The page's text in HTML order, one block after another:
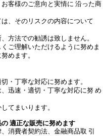
客様のご意向と実情に 沿った商
は、そのリスクの内容について
方法での勧誘は致しません。
ご理解いただけるように努めま
めます。
・丁寧な対応に努めます。
迅速・適切・丁寧な対応に努 め
てまいります。
適正な販売に努めます
消費者契約法、金融商品取 引